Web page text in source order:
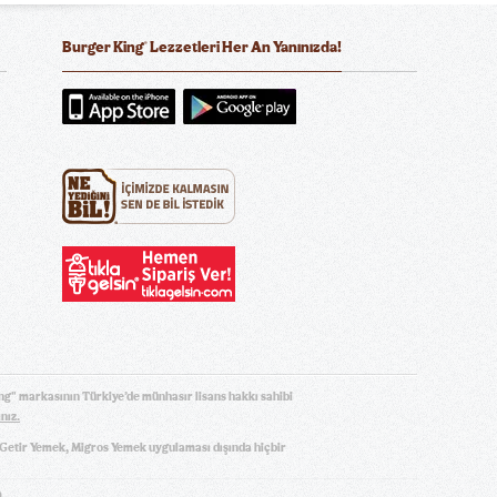
Burger King® Lezzetleri Her An Yanınızda!
Türkiye’de münhasır lisans hakkı sahibi
Yemek, Migros Yemek uygulaması dışında hiçbir